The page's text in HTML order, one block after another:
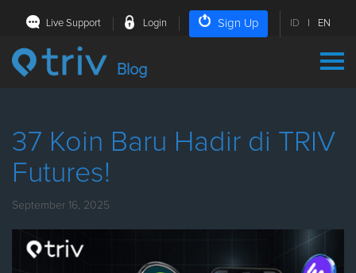
Live Support Login Sign Up ID EN
Blog
37 Koin Baru Hadir di TRIV
Futures!
September 16, 2025